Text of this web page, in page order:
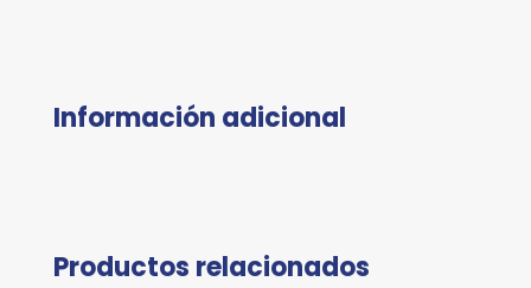
Información adicional
Productos relacionados